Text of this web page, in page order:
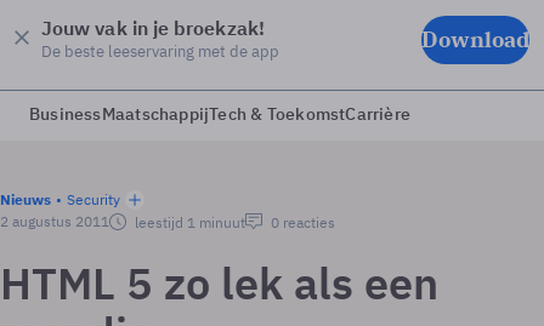
Jouw vak in je broekzak!
De beste leeservaring met de app Download
BusinessMaatschappijTech & ToekomstCarrière
Nieuws
Security
2 augustus 2011
leestijd 1 minuut 0 reacties
HTML 5 zo lek als een